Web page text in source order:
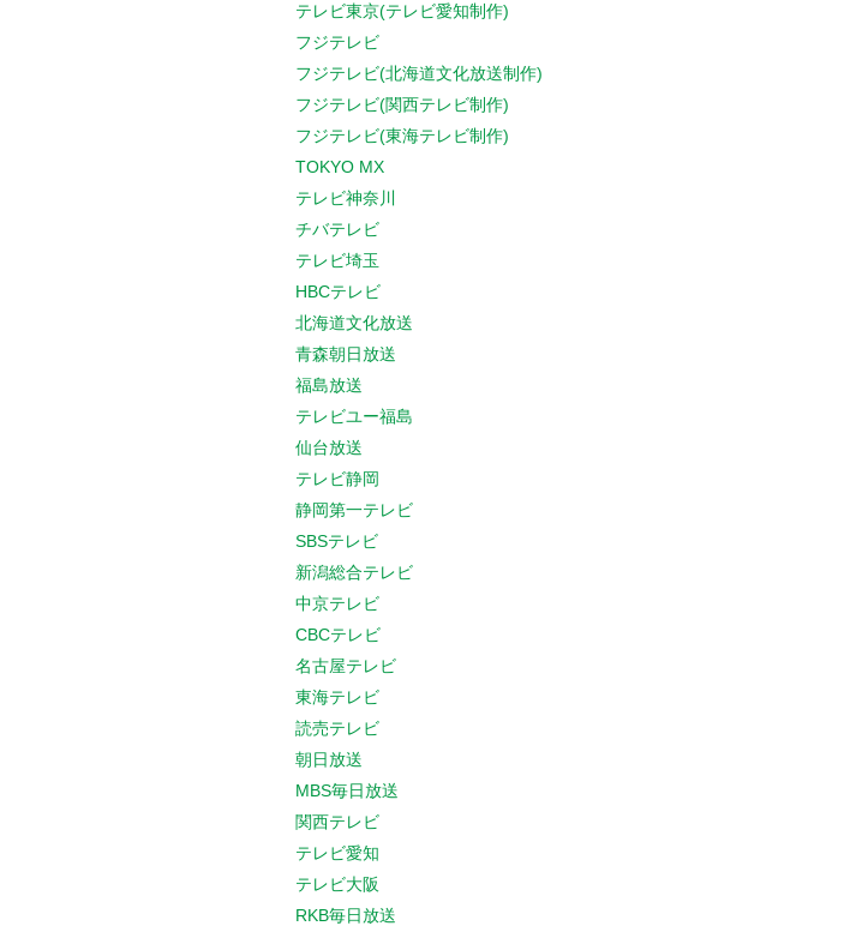
テレビ東京(テレビ愛知制作)
フジテレビ
フジテレビ(北海道文化放送制作)
フジテレビ(関西テレビ制作)
フジテレビ(東海テレビ制作)
TOKYO MX
テレビ神奈川
チバテレビ
テレビ埼玉
HBCテレビ
北海道文化放送
青森朝日放送
福島放送
テレビユー福島
仙台放送
テレビ静岡
静岡第一テレビ
SBSテレビ
新潟総合テレビ
中京テレビ
CBCテレビ
名古屋テレビ
東海テレビ
読売テレビ
朝日放送
MBS毎日放送
関西テレビ
テレビ愛知
テレビ大阪
RKB毎日放送